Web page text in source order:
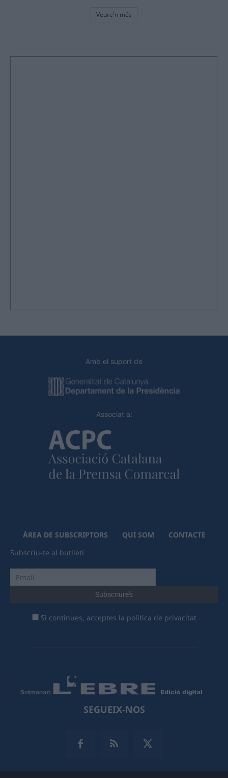
Veure'n més
Amb el suport de
Associat a:
ÀREA DE SUBSCRIPTORS QUI SOM
CONTACTE
Subscriu-te al butlletí
Si continues, acceptes la política de privacitat
SEGUEIX-NOS